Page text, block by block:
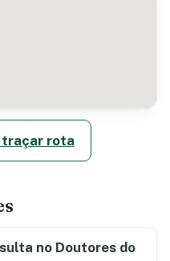
traçar rota
no Doutores do